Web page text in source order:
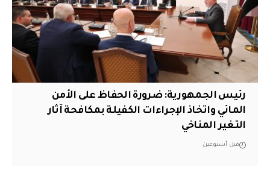
رئيس الجمهورية: ضرورة الحفاظ على الأمن
المائي واتخاذ الإجراءات الكفيلة بمكافحة آثار
التغير المناخي
قبل أسبوعين